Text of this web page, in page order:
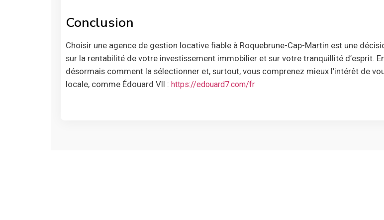
Conclusion
Choisir une agence de gestion locative fiable à Roquebrune-Cap-Martin est une
sur la rentabilité de votre investissement immobilier et sur votre tranquillité d’esprit.
désormais comment la sélectionner et, surtout, vous comprenez mieux l’intérêt de
locale, comme Édouard VII : https://edouard7.com/fr